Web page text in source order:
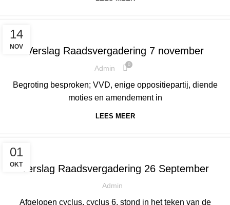
14
NOV
NIEUWS
Verslag Raadsvergadering 7 november
Admin 0
Begroting besproken; VVD, enige oppositiepartij, diende
moties en amendement in
LEES MEER
01
OKT
NIEUWS
Verslag Raadsvergadering 26 September
Admin
Afgelopen cyclus, cyclus 6, stond in het teken van de